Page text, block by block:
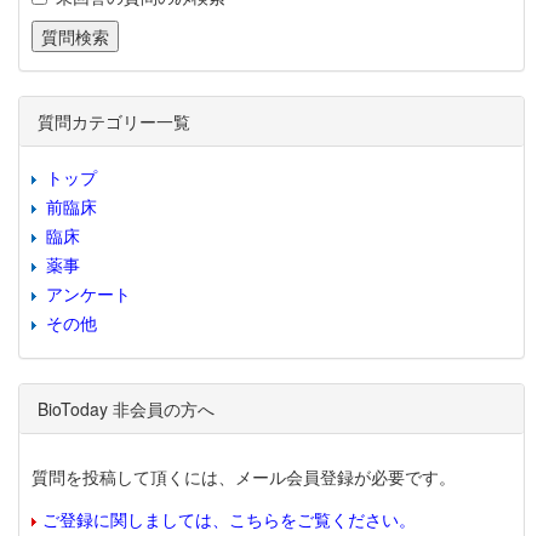
質問カテゴリー一覧
トップ
前臨床
臨床
薬事
アンケート
その他
BioToday 非会員の方へ
質問を投稿して頂くには、メール会員登録が必要です。
ご登録に関しましては、こちらをご覧ください。